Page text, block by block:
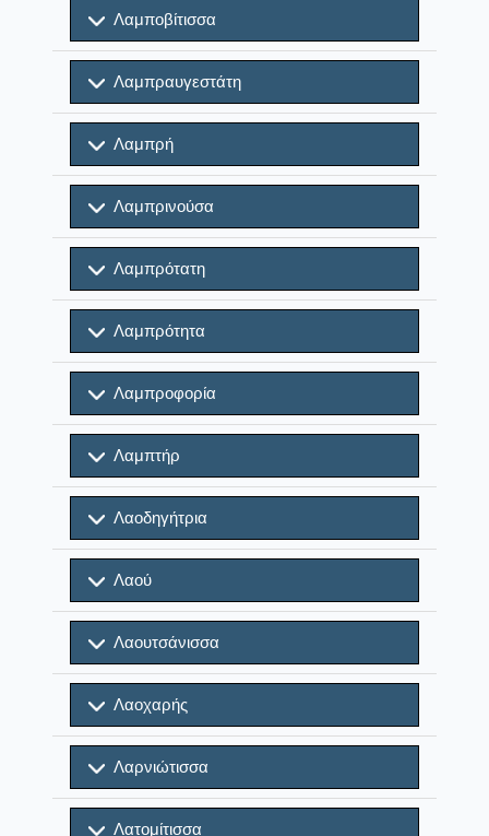
Λαμποβίτισσα
Λαμπραυγεστάτη
Λαμπρή
Λαμπρινούσα
Λαμπρότατη
Λαμπρότητα
Λαμπροφορία
Λαμπτήρ
Λαοδηγήτρια
Λαού
Λαουτσάνισσα
Λαοχαρής
Λαρνιώτισσα
Λατομίτισσα